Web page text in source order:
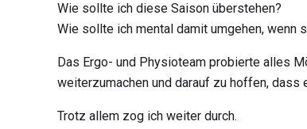
Wie sollte ich diese Saison überstehen?
Wie sollte ich mental damit umgehen, wenn
Das Ergo- und Physioteam probierte alles
weiterzumachen und darauf zu hoffen,
Trotz allem zog ich weiter durch.